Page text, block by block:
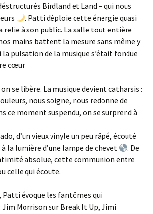
Birdland et Land – qui nous
. Patti déploie cette énergie quasi
relie à son public. La salle tout entière
mains battent la mesure sans même y
la pulsation de la musique s’était fondue
cœur.
se libère. La musique devient catharsis :
nous soigne, nous redonne de
ce moment suspendu, on se surprend à
d’un vieux vinyle un peu râpé, écouté
la lumière d’une lampe de chevet
. De
absolue, cette communion entre
celle qui écoute.
évoque les fantômes qui
Jim Morrison sur Break It Up, Jimi